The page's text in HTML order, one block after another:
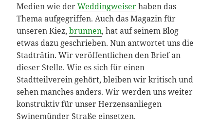
Medien wie derWeddingweiserhaben das
Thema aufgegriffen. Auch das Magazin für
unseren Kiez,brunnen, hat auf seinem Blog
etwas dazu geschrieben. Nun antwortet uns die
Stadträtin. Wir veröffentlichen den Brief an
dieser Stelle. Wie es sich für einen
Stadtteilverein gehört, bleiben wir kritisch und
sehen manches anders. Wir werden uns weiter
konstruktiv für unser Herzensanliegen
Swinemünder Straße einsetzen.